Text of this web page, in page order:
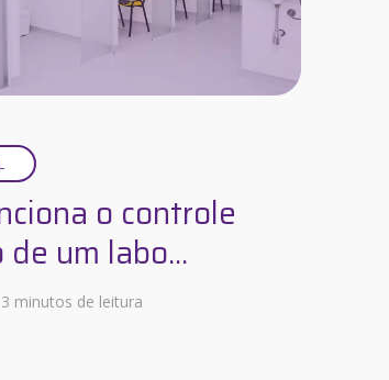
o controle
um labo...
3 minutos de leitura